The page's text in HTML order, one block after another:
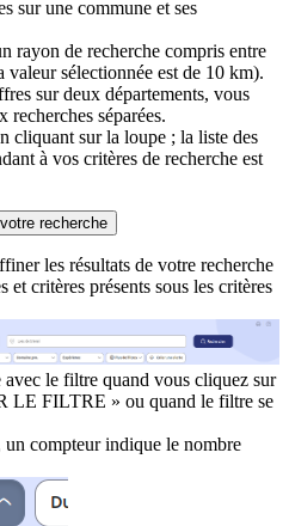
sur une commune et ses
rayon de recherche compris entre
sélectionnée est de 10 km).
sur deux départements, vous
recherches séparées.
cliquant sur la loupe ; la liste des
à vos critères de recherche est
recherche
les résultats de votre recherche
et critères présents sous les critères
avec le filtre quand vous cliquez sur
LE FILTRE » ou quand le filtre se
un compteur indique le nombre